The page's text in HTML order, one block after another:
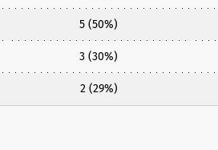
5 (50%)
3 (30%)
2 (29%)